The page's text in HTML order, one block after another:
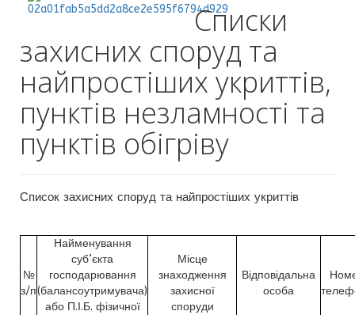
Списки
захисних споруд та
найпростіших укриттів,
пунктів незламності та
пунктів обігріву
Список захисних споруд та найпростіших укриттів
№
з/п
Найменування
суб’єкта
господарювання
(балансоутримувача)
або П.І.Б. фізичної
Місце
знаходження
захисної
споруди
Відповідальна
особа